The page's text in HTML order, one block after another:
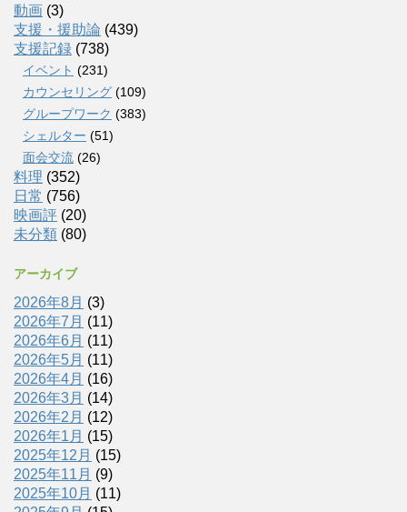
動画 (3)
支援・援助論 (439)
支援記録 (738)
イベント (231)
カウンセリング (109)
グループワーク (383)
シェルター (51)
面会交流 (26)
料理 (352)
日常 (756)
映画評 (20)
未分類 (80)
アーカイブ
2026年8月 (3)
2026年7月 (11)
2026年6月 (11)
2026年5月 (11)
2026年4月 (16)
2026年3月 (14)
2026年2月 (12)
2026年1月 (15)
2025年12月 (15)
2025年11月 (9)
2025年10月 (11)